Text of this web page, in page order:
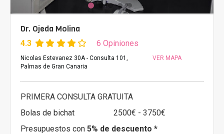
Dr. Ojeda Molina
4.3 6 Opiniones
Nicolas Estevanez 30A - Consulta 101,
Palmas de Gran Canaria
VER MAPA
PRIMERA CONSULTA GRATUITA
Bolas de bichat
2500€ - 3750€
Presupuestos con 5% de descuento *